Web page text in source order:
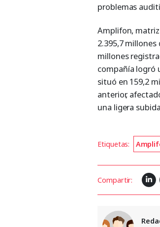
problemas
Amplifon, matriz
2.395,7
millones
compañía logró
situó en 159,2
anterior,
una ligera
Etiquetas:
Compartir: